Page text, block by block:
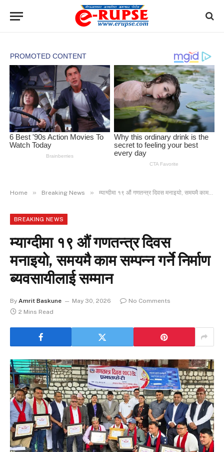
Home » Breaking News » म्याग्दीमा १९ औं गणतन्त्र दिवस मनाइयो, समयमै काम सम्पन्न गर्ने निर्माण ब्यवसायीलाई सम्मान
BREAKING NEWS
म्याग्दीमा १९ औं गणतन्त्र दिवस
मनाइयो, समयमै काम सम्पन्न गर्ने निर्माण
ब्यवसायीलाई सम्मान
By Amrit Baskune May 30, 2026
No Comments
2 Mins Read